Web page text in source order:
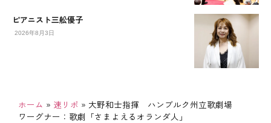
ピアニスト三舩優子
2026年8月3日
ホーム » 速リポ » 大野和士指揮 ハンブルク州立歌劇場
ワーグナー：歌劇「さまよえるオランダ人」